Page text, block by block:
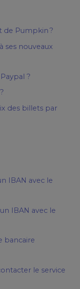
de Pumpkin ?
ses nouveaux
?
des billets par
IBAN avec le
IBAN avec le
bancaire
le service